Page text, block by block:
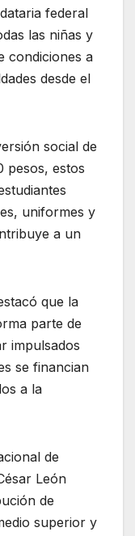
federal
las niñas y
condiciones a
desde el
social de
pesos, estos
uniformes y
a un
que la
parte de
impulsados
se financian
a la
de
León
de
superior y